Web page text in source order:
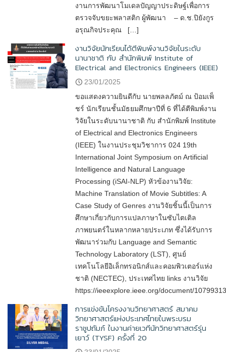
งานการพัฒนาโมเดลปัญญาประดิษฐ์เพื่อการ
ตรวจจับขยะพลาสติก ผู้พัฒนา – ด.ช.ปิยังกูร
อรุณกิจประคุณ […]
งานวิจัยนักเรียนได้ตีพิมพ์งานวิจัยในระดับ
นานาชาติ กับ สำนักพิมพ์ Institute of
Electrical and Electronics Engineers (IEEE)
23/01/2025
ขอแสดงความยินดีกับ นายพลลภัตม์ ณ ป้อมเพ็
ชร์ นักเรียนชั้นมัธยมศึกษาปีที่ 6 ที่ได้ตีพิมพ์งาน
วิจัยในระดับนานาชาติ กับ สำนักพิมพ์ Institute
of Electrical and Electronics Engineers
(IEEE) ในงานประชุมวิชาการ 024 19th
International Joint Symposium on Artificial
Intelligence and Natural Language
Processing (iSAI-NLP) หัวข้องานวิจัย:
Machine Translation of Movie Subtitles: A
Case Study of Genres งานวิจัยชิ้นนี้เป็นการ
ศึกษาเกี่ยวกับการแปลภาษาในซับไตเติล
ภาพยนตร์ในหลากหลายประเภท ซึ่งได้รับการ
พัฒนาร่วมกับ Language and Semantic
Technology Laboratory (LST), ศูนย์
เทคโนโลยีอิเล็กทรอนิกส์และคอมพิวเตอร์แห่ง
ชาติ (NECTEC), ประเทศไทย links งานวิจัย
https://ieeexplore.ieee.org/document/
การแข่งขันโครงงานวิทยาศาสตร์ สมาคม
วิทยาศาสตร์แห่งประเทศไทยในพระบรม
ราชูปถัมภ์ ในงานค่ายเวทีนักวิทยาศาสตร์รุ่น
เยาว์ (TYSF) ครั้งที่ 20